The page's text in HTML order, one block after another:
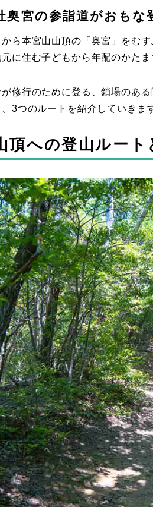
奥宮の参詣道がおもな
ら本宮山山頂の「奥宮」をむ
に住む子どもから年配のかた
が修行のために登る、鎖場のあ
3つのルートを紹介していきま
頂への登山ルー